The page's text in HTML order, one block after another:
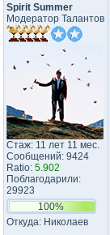
Spirit Summer
Модератор Талантов
Стаж: 11 лет 11 мес.
Сообщений: 9424
Ratio: 5.902
Поблагодарили:
29923
100%
Откуда: Николаев